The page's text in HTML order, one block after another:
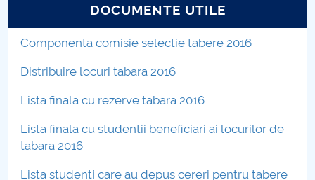
DOCUMENTE UTILE
Componenta comisie selectie tabere 2016
Distribuire locuri tabara 2016
Lista finala cu rezerve tabara 2016
Lista finala cu studentii beneficiari ai locurilor de
tabara 2016
Lista studenti care au depus cereri pentru tabere